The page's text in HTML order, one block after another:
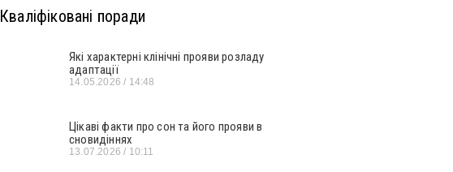
Кваліфіковані поради
Які характерні клінічні прояви розладу
адаптації
14.05.2026 14:48
Цікаві факти про сон та його прояви в
сновидіннях
13.07.2026 10:11